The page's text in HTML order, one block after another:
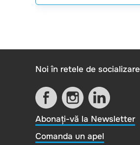
Noi în retele de socializare
Abonați-vă la Newsletter
Comanda un apel